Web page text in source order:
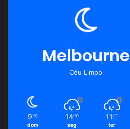
Melbourne
Céu Limpo
9 ℃
dom
14 ℃
seg
11 ℃
ter